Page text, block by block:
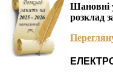
Шановні
розклад